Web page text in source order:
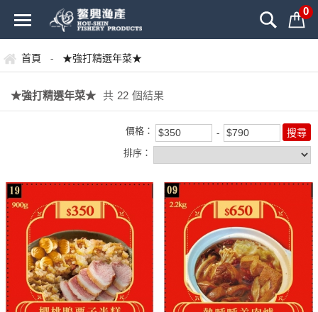
0
首頁 - ★強打精選年菜★
★強打精選年菜★ 共 22 個結果
價格：
排序：